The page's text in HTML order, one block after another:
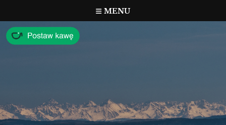
do
treści
MENU